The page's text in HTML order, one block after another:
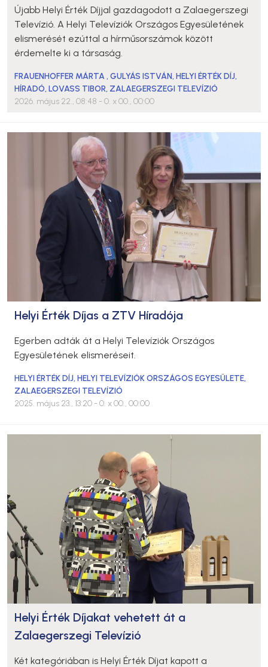
Újabb Helyi Érték Díjjal gazdagodott a Zalaegerszegi
Televízió. A Helyi Televíziók Országos Egyesületének
elismerését ezúttal a hírműsorszámok között
érdemelte ki a társaság.
FRAUENHOFFER MÁRTA,GULYÁS ISTVÁN,HELYI ÉRTÉK DÍJ,
HÍRADÓ,LOVASS TIBOR, ZALAEGERSZEGI TELEVÍZIÓ
2026. május 22., 08:48 - 0. x 00., 00:00
Helyi Érték Díjas a ZTV Híradója
Egerben adták át a Helyi Televíziók Országos
Egyesületének elismeréseit.
HELYI ÉRTÉK DÍJ,HELYI TELEVÍZIÓK ORSZÁGOS EGYESÜLETE,
ZALAEGERSZEGI TELEVÍZIÓ
2025. május 23., 13:20 - 0. x 00., 00:00
Helyi Érték Díjakat vehetett át a
Zalaegerszegi Televízió
Két kategóriában is Helyi Érték Díjat kapott a